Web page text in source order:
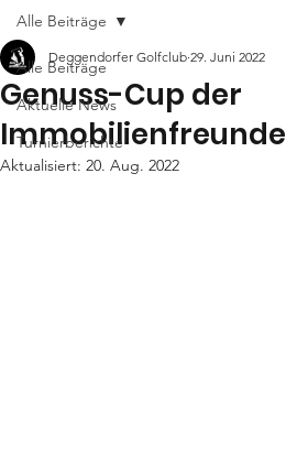
Alle Beiträge
Aktuelle News
Turnierberichte
Alle Beiträge
Genuss-Cup der
Immobilienfreunde
Deggendorfer Golfclub 29. Juni 2022
Aktualisiert: 20. Aug. 2022